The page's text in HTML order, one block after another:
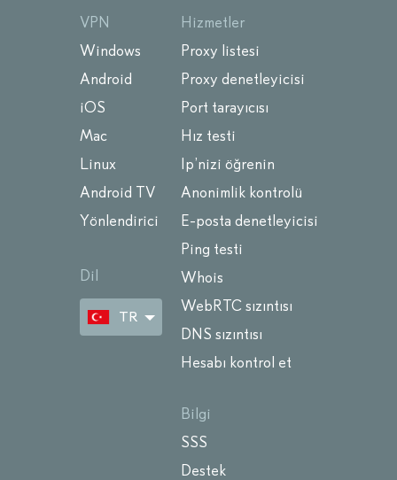
VPN
Windows
Android
iOS
Mac
Linux
Android TV
Yönlendirici
Dil
TR
Hizmetler
Proxy listesi
Proxy denetleyicisi
Port tarayıcısı
Hız testi
Ip’nizi öğrenin
Anonimlik kontrolü
E-posta denetleyicisi
Ping testi
Whois
WebRTC sızıntısı
DNS sızıntısı
Hesabı kontrol et
Bilgi
SSS
Destek